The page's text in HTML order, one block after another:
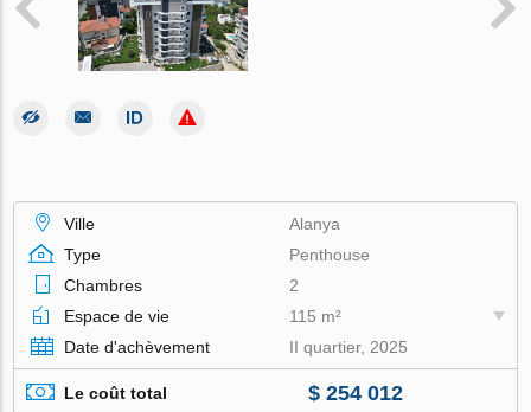
Ville
Alanya
Type
Penthouse
Chambres
2
Espace de vie
115 m²
Date d'achèvement
II quartier, 2025
Le coût total $ 254 012